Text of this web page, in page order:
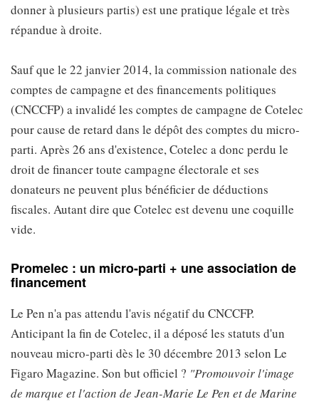
donner à plusieurs partis) est une pratique légale et très
répandue à droite.
Sauf que le 22 janvier 2014, la commission nationale des
comptes de campagne et des financements politiques
(CNCCFP) a invalidé les comptes de campagne de Cotelec
pour cause de retard dans le dépôt des comptes du micro-
parti. Après 26 ans d'existence, Cotelec a donc perdu le
droit de financer toute campagne électorale et ses
donateurs ne peuvent plus bénéficier de déductions
fiscales. Autant dire que Cotelec est devenu une coquille
vide.
Promelec : un micro-parti + une association de
financement
Le Pen n'a pas attendu l'avis négatif du CNCCFP.
Anticipant la fin de Cotelec, il a déposé les statuts d'un
nouveau micro-parti dès le 30 décembre 2013 selon Le
Figaro Magazine. Son but officiel ? "Promouvoir l'image
de marque et l'action de Jean-Marie Le Pen et de Marine